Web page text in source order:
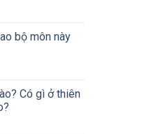
bộ môn này
Có gì ở thiên